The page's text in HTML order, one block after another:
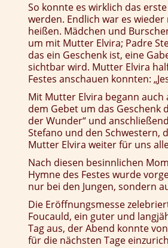
So konnte es wirklich das
werden. Endlich war es
heißen. Mädchen und
um mit Mutter Elvira; Padre
das ein Geschenk ist, eine
sichtbar wird. Mutter Elvira
Festes anschauen konnten:
Mit Mutter Elvira begann auch
dem Gebet um das Geschenk
der Wunder“ und
Stefano und den Schwestern,
Mutter Elvira weiter für uns
Nach diesen besinnlichen
Hymne des Festes wurde
nur bei den Jungen, sondern
Die Eröffnungsmesse
Foucauld, ein guter und
Tag aus, der Abend konnte
für die nächsten Tage